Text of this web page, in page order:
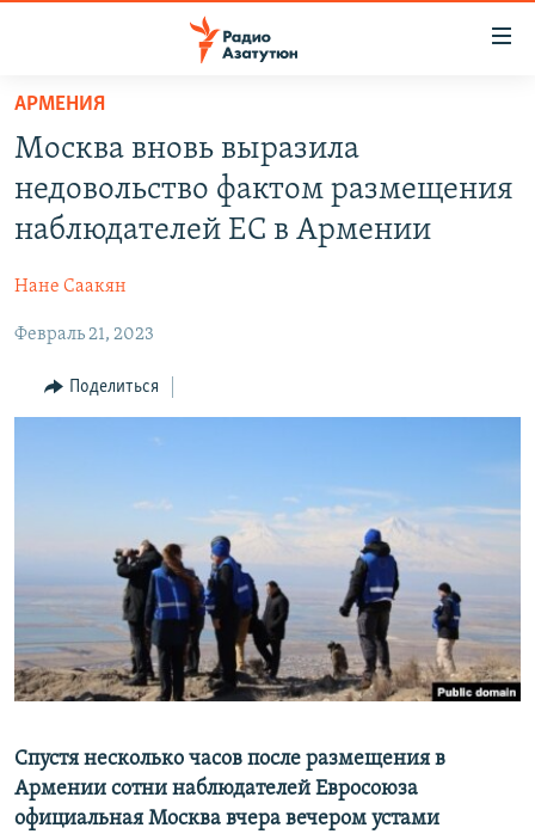
Перейти
основному
содержанию
Перейти
основной
Перейти
поиску
ПОЛИТИКА
ЭКОНОМИКА
РЕГИОН
НАГОРНЫЙ КАРАБАХ
Հայերեն
English
Русский
АРМЕНИЯ
Москва вновь выразила
недовольство фактом размещения
наблюдателей ЕС в Армении
Нане Саакян
Февраль 21, 2023
Поделиться
Спустя несколько часов после размещения в
Армении сотни наблюдателей Евросоюза
официальная Москва вчера вечером устами